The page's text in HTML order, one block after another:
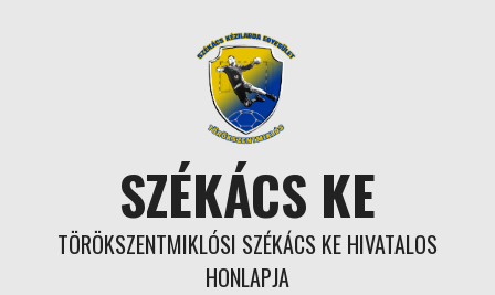
SZÉKÁCS KE
TÖRÖKSZENTMIKLÓSI SZÉKÁCS KE HIVATALOS
HONLAPJA